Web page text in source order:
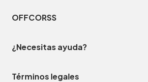
OFFCORSS
¿Necesitas ayuda?
Términos legales